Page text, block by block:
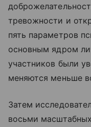
тревожности и
пять параметров
основным ядром
участников были
меняются меньше
Затем
восьми